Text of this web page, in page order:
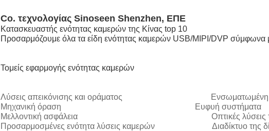
Co. τεχνολογίας Sinoseen Shenzhen, ΕΠΕ
Κατασκευαστής ενότητας καμερών της Κίνας top 10
Προσαρμόζουμε όλα τα είδη ενότητας καμερών USB/MIPI/DVP σύμφωνα
Τομείς εφαρμογής ενότητας καμερών
Λύσεις απεικόνισης και οράματος Ενσωματωμένη
Μηχανική όραση Ευφυή συστήματα
Μελλοντική ασφάλεια Οπτικές λύσεις
Προσαρμοσμένες ενότητα λύσεις καμερών Διαδίκτυο της